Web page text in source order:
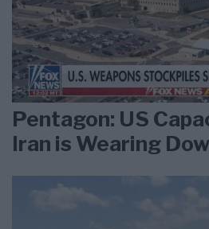
Pentagon: US
Iran is Wearing